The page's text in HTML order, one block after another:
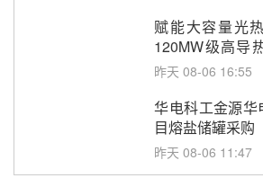
赋能大容量光
120MW级高导
型式试验
昨天 08-06 16:55
华电科工金源
目熔盐储罐采购
昨天 08-06 11:47